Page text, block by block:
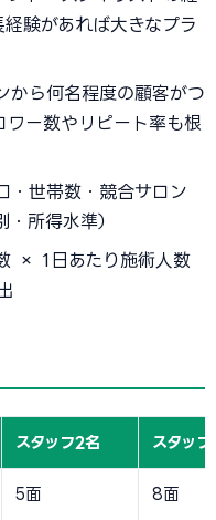
験があれば大きなプラ
から何名程度の顧客がつ
ワー数やリピート率も根
・世帯数・競合サロン
所得水準）
× 1日あたり施術人数
スタッフ2名 スタッ
5面 8面